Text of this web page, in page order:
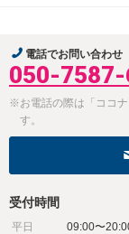
電話でお問い合わせ
050-
※お電話の際は「ココ
す。
受付時間
平日
09:00〜